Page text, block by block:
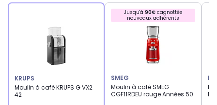
KRUPS
Moulin à café KRUPS G VX2
42
Jusqu'à 90€cagnottés
nouveaux adhérents
SMEG
Moulin à café SMEG
CGF11RDEU rouge Années 50